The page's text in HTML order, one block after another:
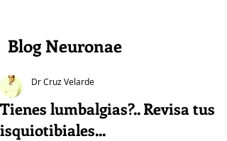
Blog Neuronae
Tienes lumbalgias?.. Revisa tus
isquiotibiales...
Dr Cruz Velarde